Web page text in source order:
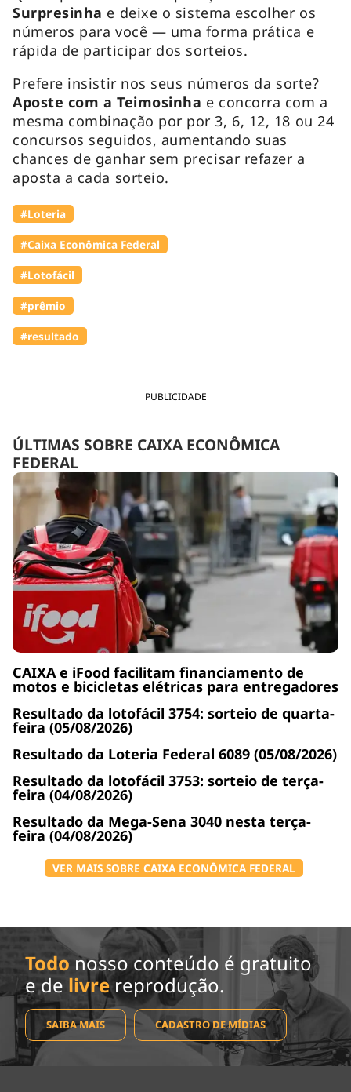
PUBLICIDADE
ÚLTIMAS SOBRE CAIXA ECONÔMICA
FEDERAL
CAIXA e iFood facilitam financiamento de
motos e bicicletas elétricas para entregadores
Resultado da lotofácil 3754: sorteio de quarta-
feira (05/08/2026)
Resultado da Loteria Federal 6089 (05/08/2026)
Resultado da lotofácil 3753: sorteio de terça-
feira (04/08/2026)
Resultado da Mega-Sena 3040 nesta terça-
feira (04/08/2026)
VER MAIS SOBRE CAIXA ECONÔMICA FEDERAL
Surpresinha e deixe o sistema escolher os
números para você — uma forma prática e
rápida de participar dos sorteios.
Prefere insistir nos seus números da sorte?
Aposte com a Teimosinha e concorra com a
mesma combinação por por 3, 6, 12, 18 ou 24
concursos seguidos, aumentando suas
chances de ganhar sem precisar refazer a
aposta a cada sorteio.
#Loteria
#Caixa Econômica Federal
#Lotofácil
#prêmio
#resultado
Todo nosso conteúdo é gratuito
e de livrereprodução.
SAIBA MAIS CADASTRO DE MÍDIAS